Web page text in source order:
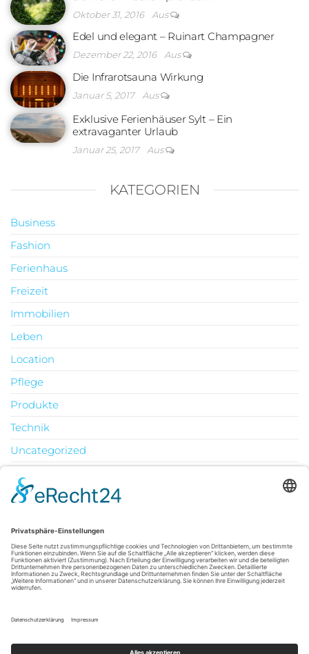
Oktober 31, 2016 Aus
Edel und elegant – Ruinart Champagner
Dezember 22, 2016 Aus
Die Infrarotsauna Wirkung
Januar 5, 2017 Aus
Exklusive Ferienhäuser Sylt – Ein
extravaganter Urlaub
Januar 25, 2017 Aus
KATEGORIEN
Business
Fashion
Ferienhaus
Freizeit
Immobilien
Leben
Location
Pflege
Produkte
Technik
Uncategorized
M
D
1
2
3
4 5 6 7 8
9
17
18 19
27 28